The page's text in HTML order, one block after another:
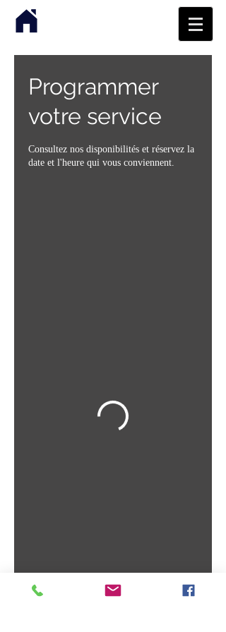
Programmer
votre service
Consultez nos disponibilités et réservez la
date et l'heure qui vous conviennent.